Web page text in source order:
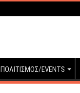
ΠΟΛΙΤΙΣΜΟΣ/EVENTS